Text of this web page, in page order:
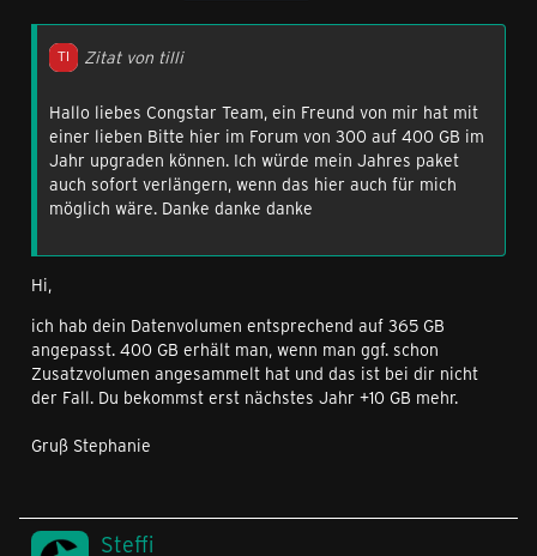
Zitat von tilli
Hallo liebes Congstar Team, ein Freund von mir hat mit
einer lieben Bitte hier im Forum von 300 auf 400 GB im
Jahr upgraden können. Ich würde mein Jahres paket
auch sofort verlängern, wenn das hier auch für mich
möglich wäre. Danke danke danke
Hi,
ich hab dein Datenvolumen entsprechend auf 365 GB
angepasst. 400 GB erhält man, wenn man ggf. schon
Zusatzvolumen angesammelt hat und das ist bei dir nicht
der Fall. Du bekommst erst nächstes Jahr +10 GB mehr.
Gruß Stephanie
Steffi